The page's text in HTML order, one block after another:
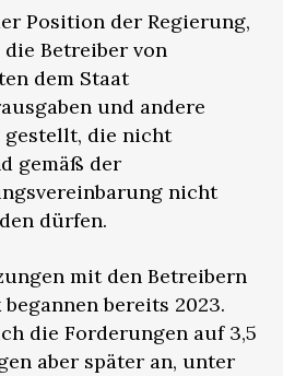
Position der Regierung,
Betreiber von
dem Staat
und andere
gestellt, die nicht
gemäß der
nicht
dürfen.
mit den Betreibern
bereits 2023.
die Forderungen auf 3,5
aber später an, unter